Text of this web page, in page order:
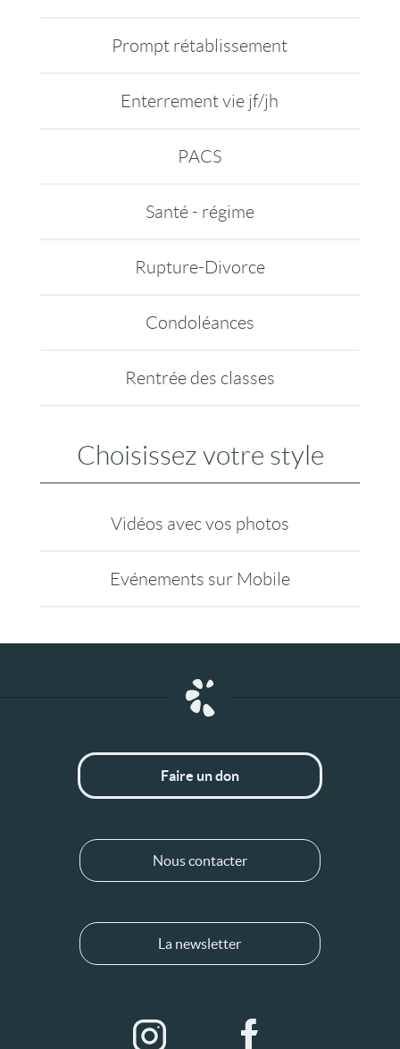
Prompt rétablissement
Enterrement vie jf/jh
PACS
Santé - régime
Rupture-Divorce
Condoléances
Rentrée des classes
Choisissez votre style
Vidéos avec vos photos
Evénements sur Mobile
Faire un don
Nous contacter
La newsletter